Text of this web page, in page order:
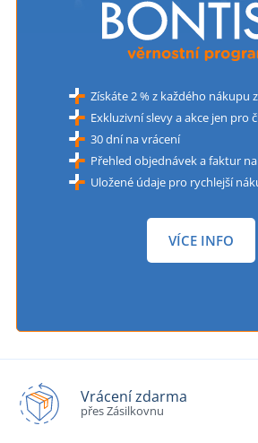
Získáte 2 % z každého nákupu
Exkluzivní slevy a akce jen pro
30 dní na vrácení
Přehled objednávek a faktur
Uložené údaje pro rychlejší
VÍCE INFO
Vrácení zdarma
přes Zásilkovnu